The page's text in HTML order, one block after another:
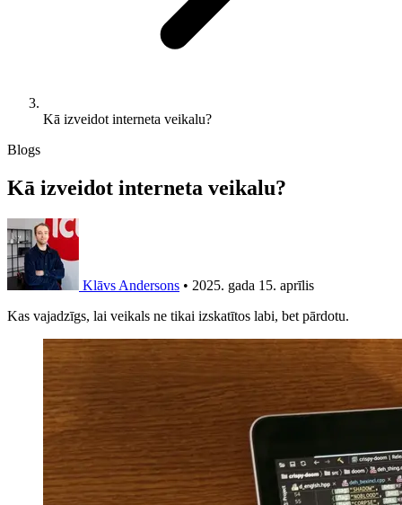
Kā izveidot interneta veikalu?
Blogs
Kā izveidot interneta veikalu?
Klāvs Andersons • 2025. gada 15. aprīlis
Kas vajadzīgs, lai veikals ne tikai izskatītos labi, bet pārdotu.